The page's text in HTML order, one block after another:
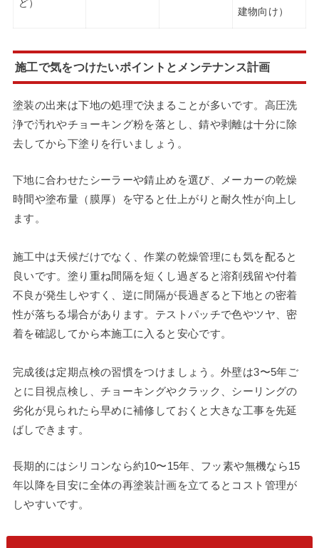
ど）
建物向け）
施工で気をつけたいポイントとメンテナンス計画
塗装の出来は下地の処理で決まることが多いです。高圧洗
浄で汚れやチョーキング粉を落とし、錆や剥離は十分に除
去してから下塗りを行いましょう。
下地に合わせたシーラーや錆止めを選び、メーカーの乾燥
時間や塗布量（膜厚）を守ると仕上がりと耐久性が向上し
ます。
施工中は天候だけでなく、作業の乾燥管理にも気を配ると
良いです。塗り重ね間隔を短くし過ぎると溶剤残留や付着
不良が発生しやすく、逆に間隔が長過ぎると下地との密着
性が落ちる場合があります。テストパッチで色やツヤ、密
着を確認してから本施工に入ると安心です。
完成後は定期点検の習慣をつけましょう。外壁は3〜5年ご
とに目視点検し、チョーキングやクラック、シーリングの
劣化が見られたら早めに補修しておくと大きな工事を先延
ばしできます。
長期的にはシリコンなら約10〜15年、フッ素や無機なら15
年以降を目安に全体の再塗装計画を立てるとコスト管理が
しやすいです。